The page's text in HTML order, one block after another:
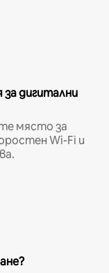
дигитални
място за
Wi-Fi и